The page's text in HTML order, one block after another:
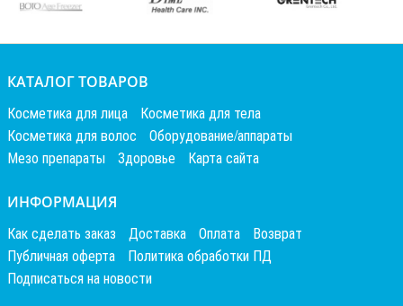
КАТАЛОГ ТОВАРОВ
Косметика для лица
Косметика для тела
Косметика для волос
Оборудование/аппараты
Мезо препараты
Здоровье Карта сайта
ИНФОРМАЦИЯ
Как сделать заказ Доставка Оплата
Возврат
Публичная оферта
Политика обработки ПД
Подписаться на новости